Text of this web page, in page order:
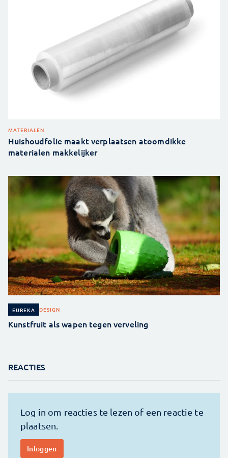
MATERIALEN
Huishoudfolie maakt verplaatsen atoomdikke
materialen makkelijker
EUREKA DESIGN
Kunstfruit als wapen tegen verveling
REACTIES